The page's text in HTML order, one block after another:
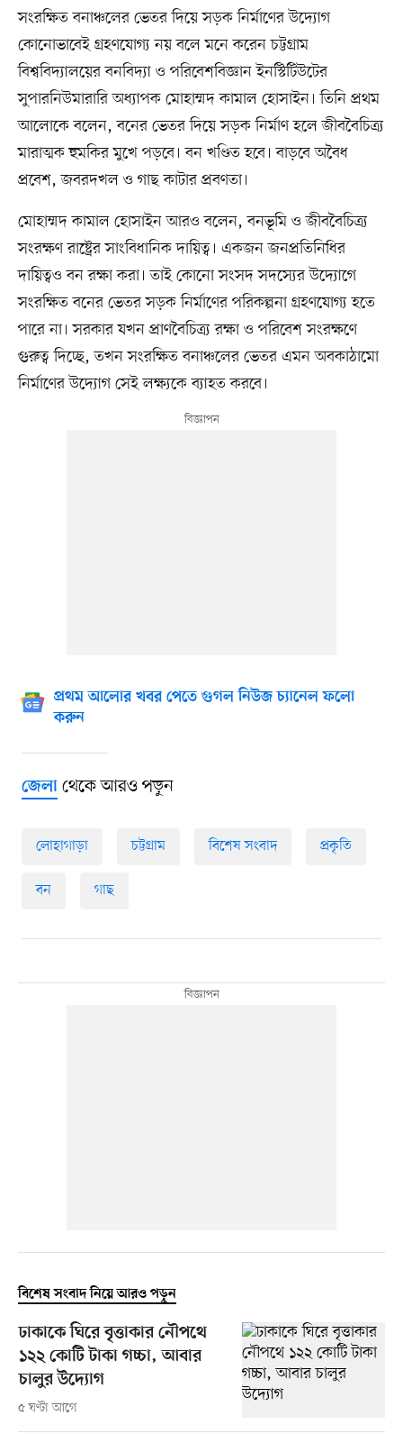
সংরক্ষিত বনাঞ্চলের ভেতর দিয়ে সড়ক নির্মাণের উদ্যোগ
কোনোভাবেই গ্রহণযোগ্য নয় বলে মনে করেন চট্টগ্রাম
বিশ্ববিদ্যালয়ের বনবিদ্যা ও পরিবেশবিজ্ঞান ইনস্টিটিউটের
সুপারনিউমারারি অধ্যাপক মোহাম্মদ কামাল হোসাইন। তিনি প্রথম
আলোকে বলেন, বনের ভেতর দিয়ে সড়ক নির্মাণ হলে জীববৈচিত্র্য
মারাত্মক হুমকির মুখে পড়বে। বন খণ্ডিত হবে। বাড়বে অবৈধ
প্রবেশ, জবরদখল ও গাছ কাটার প্রবণতা।
মোহাম্মদ কামাল হোসাইন আরও বলেন, বনভূমি ও জীববৈচিত্র্য
সংরক্ষণ রাষ্ট্রের সাংবিধানিক দায়িত্ব। একজন জনপ্রতিনিধির
দায়িত্বও বন রক্ষা করা। তাই কোনো সংসদ সদস্যের উদ্যোগে
সংরক্ষিত বনের ভেতর সড়ক নির্মাণের পরিকল্পনা গ্রহণযোগ্য হতে
পারে না। সরকার যখন প্রাণবৈচিত্র্য রক্ষা ও পরিবেশ সংরক্ষণে
গুরুত্ব দিচ্ছে, তখন সংরক্ষিত বনাঞ্চলের ভেতর এমন অবকাঠামো
নির্মাণের উদ্যোগ সেই লক্ষ্যকে ব্যাহত করবে।
প্রথম আলোর খবর পেতে গুগল নিউজ চ্যানেল ফলো
করুন
জেলাথেকে আরও পড়ুন
লোহাগাড়া চট্টগ্রাম বিশেষ সংবাদ প্রকৃতি
বন গাছ
বিশেষ সংবাদ নিয়ে আরও পড়ুন
ঢাকাকে ঘিরে বৃত্তাকার নৌপথে
১২২ কোটি টাকা গচ্চা, আবার
চালুর উদ্যোগ
৫ ঘণ্টা আগে